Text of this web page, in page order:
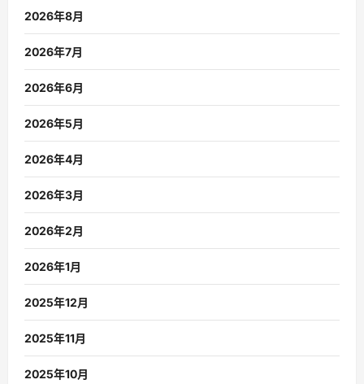
2026年8月
2026年7月
2026年6月
2026年5月
2026年4月
2026年3月
2026年2月
2026年1月
2025年12月
2025年11月
2025年10月